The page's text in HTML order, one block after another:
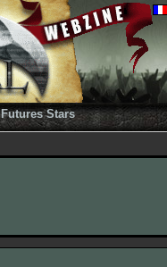
Futures Stars